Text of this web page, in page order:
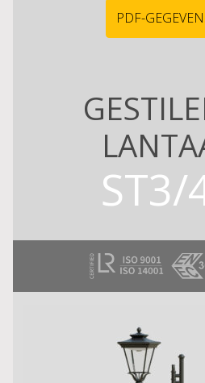
PDF-
ST3/